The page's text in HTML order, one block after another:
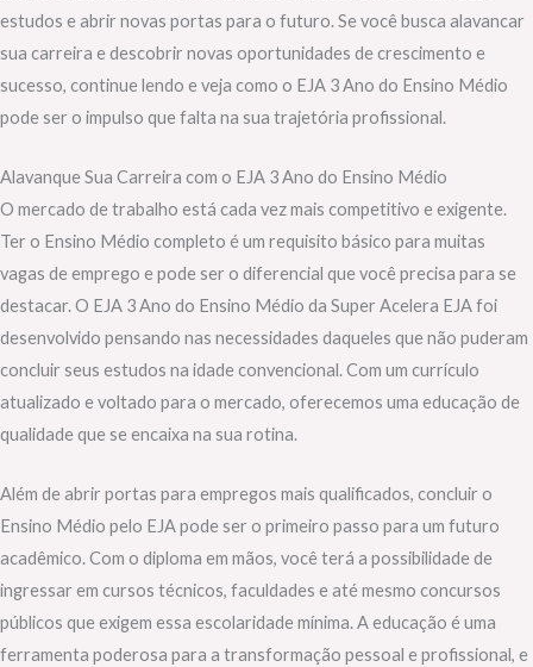
estudos e abrir novas portas para o futuro. Se você busca alavancar
sua carreira e descobrir novas oportunidades de crescimento e
sucesso, continue lendo e veja como o EJA 3 Ano do Ensino Médio
pode ser o impulso que falta na sua trajetória profissional.
Alavanque Sua Carreira com o EJA 3 Ano do Ensino Médio
O mercado de trabalho está cada vez mais competitivo e exigente.
Ter o Ensino Médio completo é um requisito básico para muitas
vagas de emprego e pode ser o diferencial que você precisa para se
destacar. O EJA 3 Ano do Ensino Médio da Super Acelera EJA foi
desenvolvido pensando nas necessidades daqueles que não puderam
concluir seus estudos na idade convencional. Com um currículo
atualizado e voltado para o mercado, oferecemos uma educação de
qualidade que se encaixa na sua rotina.
Além de abrir portas para empregos mais qualificados, concluir o
Ensino Médio pelo EJA pode ser o primeiro passo para um futuro
acadêmico. Com o diploma em mãos, você terá a possibilidade de
ingressar em cursos técnicos, faculdades e até mesmo concursos
públicos que exigem essa escolaridade mínima. A educação é uma
ferramenta poderosa para a transformação pessoal e profissional, e